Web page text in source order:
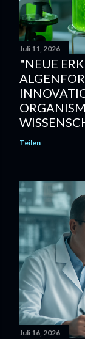
Juli 11, 2026
"NEUE
Teilen
Juli 16, 2026